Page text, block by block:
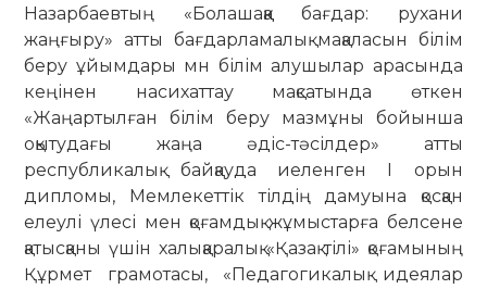
Назарбаевтың «Болашаққа бағдар: рухани
жаңғыру» атты бағдарламалық мақаласын білім
беру ұйымдары мн білім алушылар арасында
кеңінен насихаттау мақсатында өткен
«Жаңартылған білім беру мазмұны бойынша
оқытудағы жаңа әдіс-тәсілдер» атты
республикалық байқауда иеленген І орын
дипломы, Мемлекеттік тілдің дамуына қосқан
елеулі үлесі мен қоғамдық жұмыстарға белсене
қатысқаны үшін халықаралық «Қазақ тілі» қоғамының
Құрмет грамотасы, «Педагогикалық идеялар